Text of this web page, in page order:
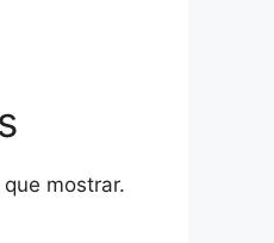
mostrar.